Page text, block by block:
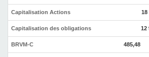
Capitalisation Actions 18
Capitalisation des obligations 12
BRVM-C 485,48